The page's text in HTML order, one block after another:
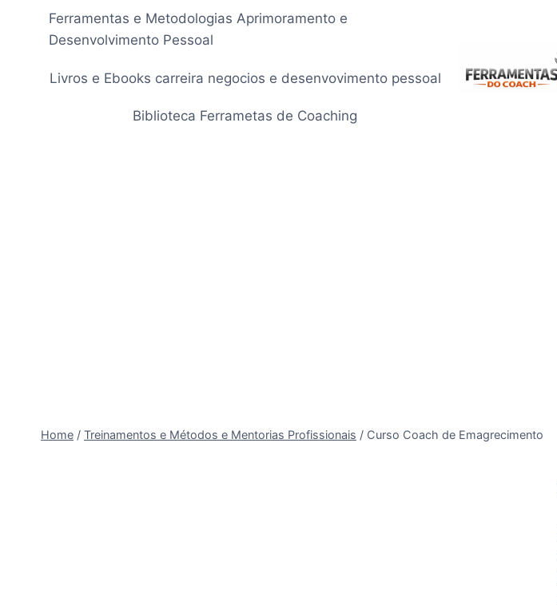
Conteúdo
Ferramentas e Metodologias Aprimoramento e
Desenvolvimento Pessoal
Livros e Ebooks carreira negocios e desenvovimento pessoal
Biblioteca Ferrametas de Coaching
Home / Treinamentos e Métodos e Mentorias Profissionais / Curso Coach de Emagrecimento